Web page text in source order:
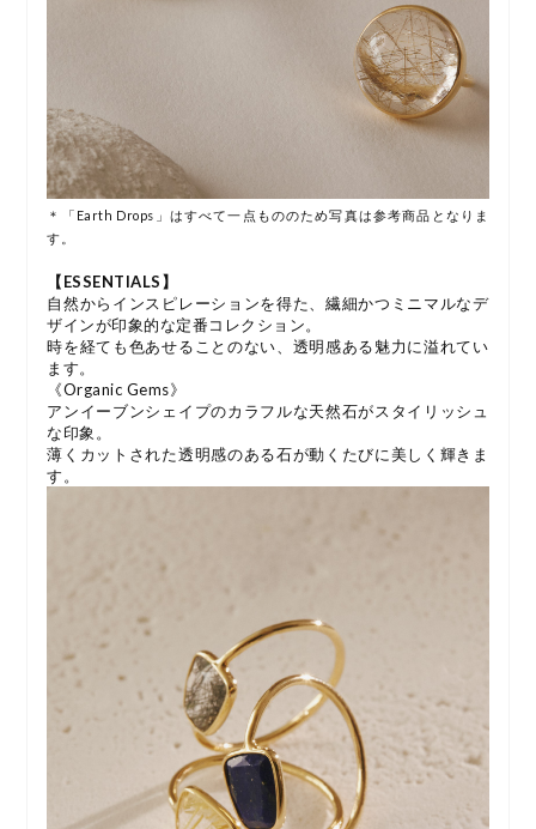
＊「Earth Drops」はすべて一点もののため写真は参考商品となりま
す。
【ESSENTIALS】
自然からインスピレーションを得た、繊細かつミニマルなデ
ザインが印象的な定番コレクション。
時を経ても色あせることのない、透明感ある魅力に溢れてい
ます。
《Organic Gems》
アンイーブンシェイプのカラフルな天然石がスタイリッシュ
な印象。
薄くカットされた透明感のある石が動くたびに美しく輝きま
す。